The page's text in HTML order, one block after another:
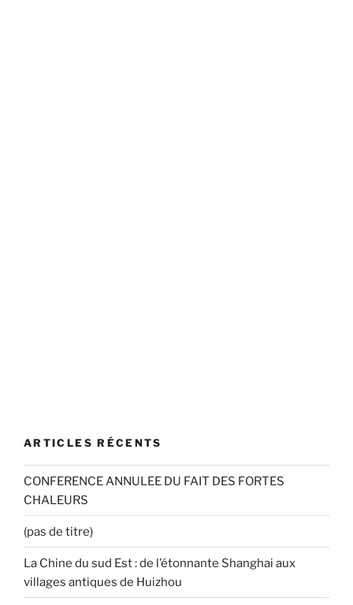
ARTICLES RÉCENTS
CONFERENCE ANNULEE DU FAIT DES FORTES
CHALEURS
(pas de titre)
La Chine du sud Est : de l’étonnante Shanghai aux
villages antiques de Huizhou